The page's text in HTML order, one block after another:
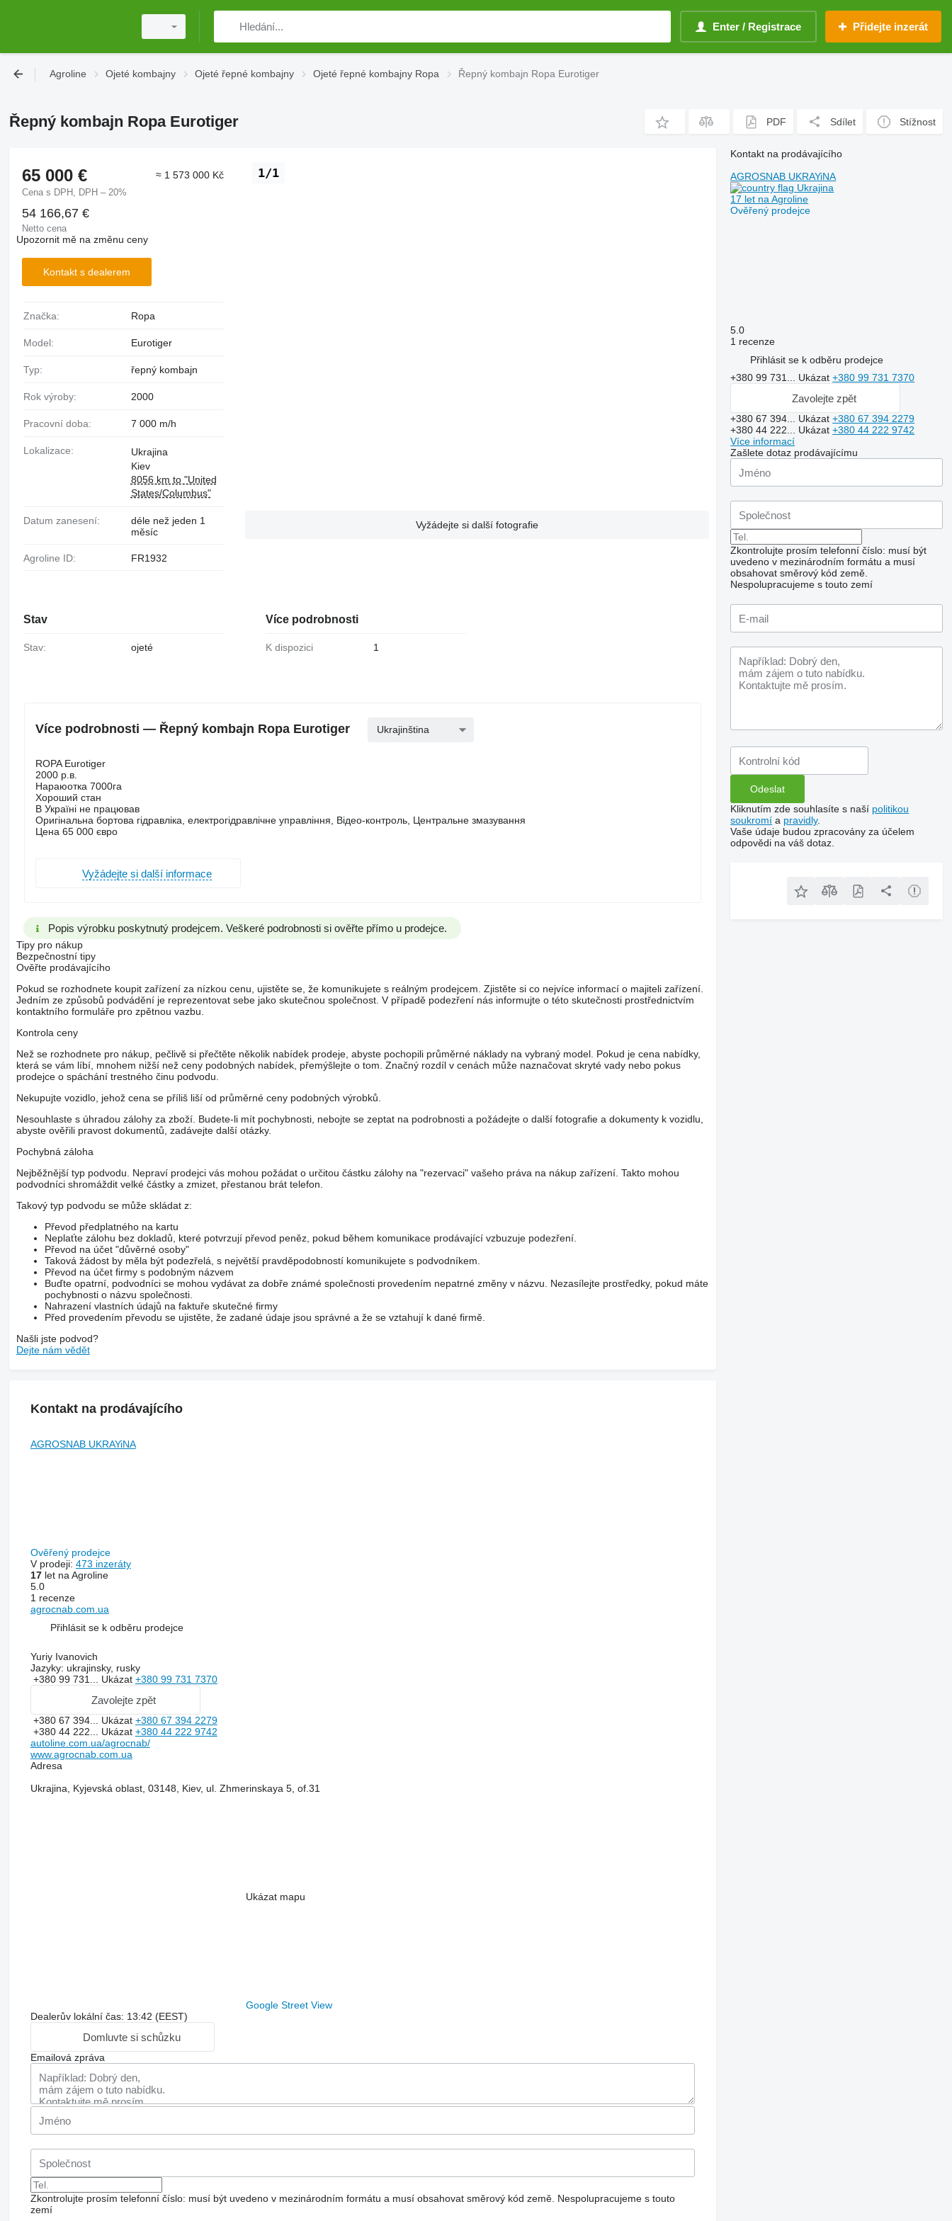
Enter / Registrace Přidejte inzerát
Agroline Ojeté kombajny Ojeté řepné kombajny Ojeté řepné kombajny Ropa Řepný kombajn Ropa Eurotiger
Řepný kombajn Ropa Eurotiger PDF Sdílet Stížnost
1/1
Vyžádejte si další fotografie
65 000 €
Cena s DPH, DPH – 20%
≈ 1 573 000 Kč
54 166,67 €
Netto cena
Upozornit mě na změnu ceny
Kontakt s dealerem
Značka: Ropa
Model: Eurotiger
Typ: řepný kombajn
Rok výroby: 2000
Pracovní doba: 7 000 m/h
Lokalizace:
Ukrajina
Kiev
8056 km to "United
States/Columbus"
Datum zanesení:
déle než jeden 1
měsíc
Agroline ID: FR1932
Stav
Stav: ojeté
Více podrobnosti
K dispozici 1
Více podrobnosti — Řepný kombajn Ropa Eurotiger Ukrajinština
ROPA Eurotiger
2000 р.в.
Нараюотка 7000га
Хороший стан
В Україні не працював
Оригінальна бортова гідравліка, електрогідравлічне управління, Відео-контроль, Центральне змазування
Цена 65 000 євро
Vyžádejte si další informace
Popis výrobku poskytnutý prodejcem. Veškeré podrobnosti si ověřte přímo u prodejce.
Tipy pro nákup
Bezpečnostní tipy
Ověřte prodávajícího
Pokud se rozhodnete koupit zařízení za nízkou cenu, ujistěte se, že komunikujete s reálným prodejcem. Zjistěte si co nejvíce informací o majiteli zařízení.
Jedním ze způsobů podvádění je reprezentovat sebe jako skutečnou společnost. V případě podezření nás informujte o této skutečnosti prostřednictvím
kontaktního formuláře pro zpětnou vazbu.
Kontrola ceny
Než se rozhodnete pro nákup, pečlivě si přečtěte několik nabídek prodeje, abyste pochopili průměrné náklady na vybraný model. Pokud je cena nabídky,
která se vám líbí, mnohem nižší než ceny podobných nabídek, přemýšlejte o tom. Značný rozdíl v cenách může naznačovat skryté vady nebo pokus
prodejce o spáchání trestného činu podvodu.
Nekupujte vozidlo, jehož cena se příliš liší od průměrné ceny podobných výrobků.
Nesouhlaste s úhradou zálohy za zboží. Budete-li mít pochybnosti, nebojte se zeptat na podrobnosti a požádejte o další fotografie a dokumenty k vozidlu,
abyste ověřili pravost dokumentů, zadávejte další otázky.
Pochybná záloha
Nejběžnější typ podvodu. Nepraví prodejci vás mohou požádat o určitou částku zálohy na "rezervaci" vašeho práva na nákup zařízení. Takto mohou
podvodníci shromáždit velké částky a zmizet, přestanou brát telefon.
Takový typ podvodu se může skládat z:
Převod předplatného na kartu
Neplaťte zálohu bez dokladů, které potvrzují převod peněz, pokud během komunikace prodávající vzbuzuje podezření.
Převod na účet "důvěrné osoby"
Taková žádost by měla být podezřelá, s největší pravděpodobností komunikujete s podvodníkem.
Převod na účet firmy s podobným názvem
Buďte opatrní, podvodníci se mohou vydávat za dobře známé společnosti provedením nepatrné změny v názvu. Nezasílejte prostředky, pokud máte
pochybnosti o názvu společnosti.
Nahrazení vlastních údajů na faktuře skutečné firmy
Před provedením převodu se ujistěte, že zadané údaje jsou správné a že se vztahují k dané firmě.
Našli jste podvod?
Dejte nám vědět
Kontakt na prodávajícího
AGROSNAB UKRAYiNA
Ověřený prodejce
V prodeji: 473 inzeráty
17let na Agroline
5.0
1 recenze
agrocnab.com.ua
Přihlásit se k odběru prodejce
Yuriy Ivanovich
Jazyky: ukrajinsky, rusky
+380 99 731... Ukázat +380 99 731 7370
Zavolejte zpět
+380 67 394... Ukázat +380 67 394 2279
+380 44 222... Ukázat +380 44 222 9742
autoline.com.ua/agrocnab/
www.agrocnab.com.ua
Adresa
Ukrajina, Kyjevská oblast, 03148, Kiev, ul. Zhmerinskaya 5, of.31
Ukázat mapu
Google Street View
Dealerův lokální čas: 13:42 (EEST)
Domluvte si schůzku
Emailová zpráva
Zkontrolujte prosím telefonní číslo: musí být uvedeno v mezinárodním formátu a musí obsahovat směrový kód země. Nespolupracujeme s touto
zemí
Kontakt na prodávajícího
AGROSNAB UKRAYiNA
Ukrajina
17 let na Agroline
Ověřený prodejce
5.0
1 recenze
Přihlásit se k odběru prodejce
+380 99 731... Ukázat+380 99 731 7370
Zavolejte zpět
+380 67 394... Ukázat+380 67 394 2279
+380 44 222... Ukázat+380 44 222 9742
Více informací
Zašlete dotaz prodávajícímu
Zkontrolujte prosím telefonní číslo: musí být
uvedeno v mezinárodním formátu a musí
obsahovat směrový kód země.
Nespolupracujeme s touto zemí
Kliknutím zde souhlasíte s naší politikou
soukromí a pravidly.
Vaše údaje budou zpracovány za účelem
odpovědi na váš dotaz.